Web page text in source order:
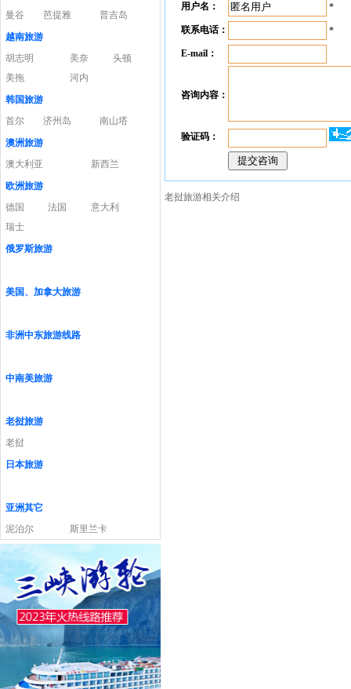
曼谷
芭提雅
普吉岛
越南旅游
胡志明
美奈
头顿
美拖
河内
韩国旅游
首尔
济州岛
南山塔
澳洲旅游
澳大利亚
新西兰
欧洲旅游
德国
法国
意大利
瑞士
俄罗斯旅游
美国、加拿大旅游
非洲中东旅游线路
中南美旅游
老挝旅游
老挝
日本旅游
亚洲其它
泥泊尔
斯里兰卡
用户名： *
联系电话： *
E-mail：
咨询内容：
验证码：
老挝旅游相关介绍